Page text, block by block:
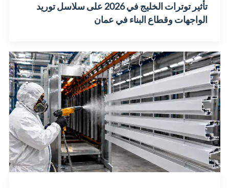
تأثير توترات الخليج في 2026 على سلاسل توريد
الواجهات وقطاع البناء في عمان